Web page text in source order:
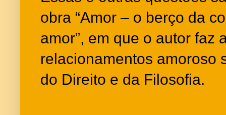
obra “Amor – o berço da
amor”, em que o autor faz
relacionamentos amoroso
do Direito e da Filosofia.